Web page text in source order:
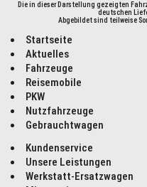
Die in dieser Darstellung gezeigten
deutschen
Abgebildet sind teilweise
Startseite
Aktuelles
Fahrzeuge
Reisemobile
PKW
Nutzfahrzeuge
Gebrauchtwagen
Kundenservice
Unsere Leistungen
Werkstatt-Ersatzwagen